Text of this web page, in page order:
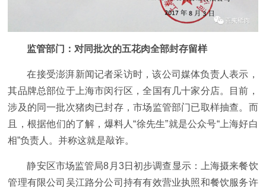
监管部门：对同批次的五花肉全部封存留样
在接受澎湃新闻记者采访时，该公司媒体负责人表示，
其品牌总部位于上海市闵行区，全国有几十家分店。目前，
涉及的同一批次猪肉已封存，市场监管部门已取样抽查。而
且，根据他们的了解，爆料人“徐先生”就是公众号“上海好白
相”负责人。并称这就是敲诈。
静安区市场监管局8月3日初步调查显示：上海摄来餐饮
管理有限公司吴江路分公司持有有效营业执照和餐饮服务许